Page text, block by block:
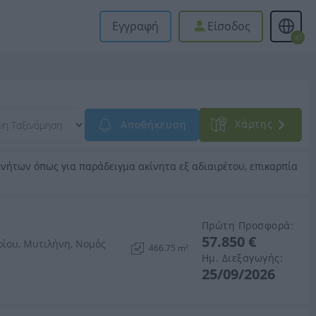
Εγγραφή Είσοδος
el
Αποθήκευση Xάρτης
όπως για παράδειγμα ακίνητα εξ αδιαιρέτου, επικαρπία
Μυτιλήνη, Νομός
466.75 m²
Πρώτη Προσφορά:
57.850 €
Ημ. Διεξαγωγής:
25/09/2026